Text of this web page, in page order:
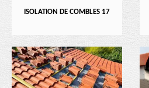
ISOLATION DE COMBLES 17